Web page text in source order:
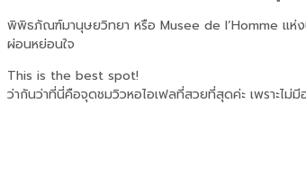
พิพิธภัณฑ์มานุษยวิทยา หรือ Musee de l’Homme แห่ง
ผ่อนหย่อนใจ
This is the best spot!
ว่ากันว่าที่นี่คือจุดชมวิวหอไอเฟลที่สวยที่สุดค่ะ เพราะไม่